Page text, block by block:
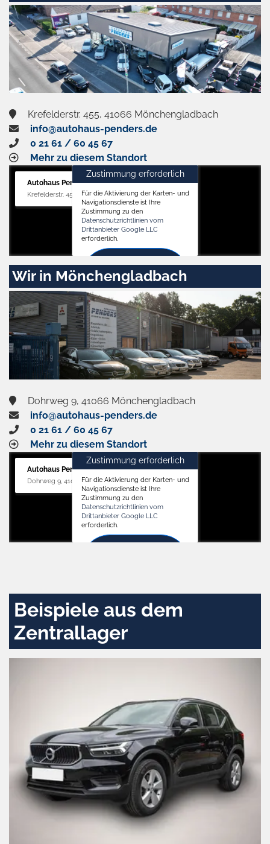
Krefelderstr. 455, 41066 Mönchengladbach
info@autohaus-penders.de
0 21 61 / 60 45 67
Mehr zu diesem Standort
Autohaus Penders (Verkauf)
Krefelderstr. 455, 41066 Mönchengladbach
Zustimmung erforderlich
Für die Aktivierung der Karten- und
Navigationsdienste ist Ihre
Zustimmung zu den
Datenschutzrichtlinien vom
Drittanbieter Google LLC
erforderlich.
Zustimmen
und
aktivieren
Wir in Mönchengladbach
Dohrweg 9, 41066 Mönchengladbach
info@autohaus-penders.de
0 21 61 / 60 45 67
Mehr zu diesem Standort
Autohaus Penders (Service)
Dohrweg 9, 41066 Mönchengladbach
Zustimmung erforderlich
Für die Aktivierung der Karten- und
Navigationsdienste ist Ihre
Zustimmung zu den
Datenschutzrichtlinien vom
Drittanbieter Google LLC
erforderlich.
Beispiele aus dem
Zentrallager